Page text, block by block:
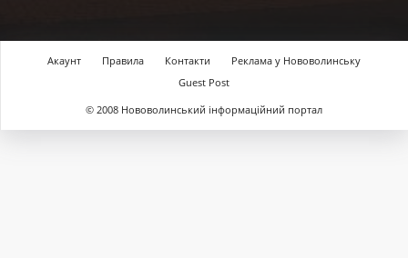
Акаунт Правила Контакти
Реклама у Нововолинську
Guest Post
© 2008 Нововолинський інформаційний портал